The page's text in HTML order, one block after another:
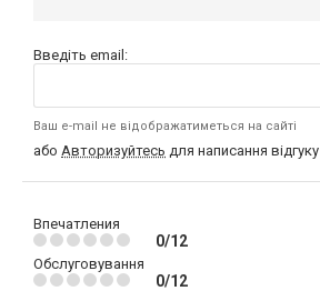
Введіть email:
Ваш e-mail не відображатиметься на сайті
або Авторизуйтесь для написання відгуку
Впечатления
0/12
Обслуговування
0/12